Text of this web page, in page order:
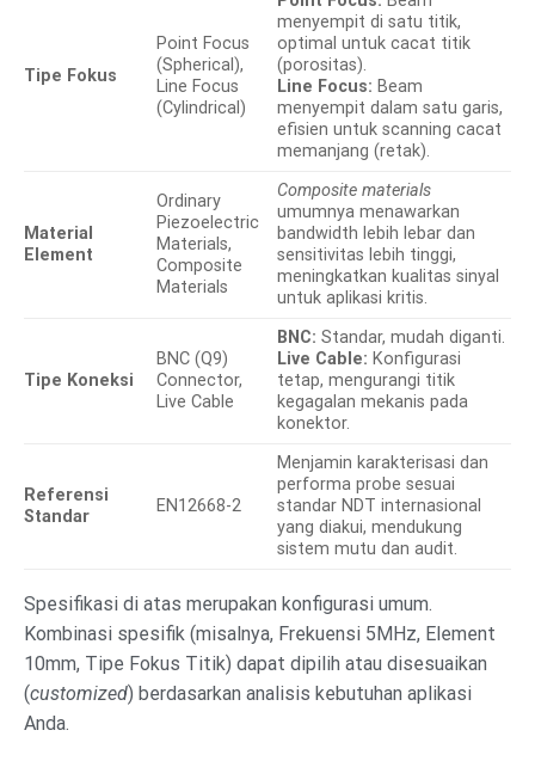
Tipe Fokus
Point Focus
(Spherical),
Line Focus
(Cylindrical)
menyempit di satu titik,
optimal untuk cacat titik
(porositas).
Line Focus: Beam
menyempit dalam satu garis,
efisien untuk scanning cacat
memanjang (retak).
Material
Element
Ordinary
Piezoelectric
Materials,
Composite
Materials
Composite materials
umumnya menawarkan
bandwidth lebih lebar dan
sensitivitas lebih tinggi,
meningkatkan kualitas sinyal
untuk aplikasi kritis.
Tipe Koneksi
BNC (Q9)
Connector,
Live Cable
BNC: Standar, mudah diganti.
Live Cable: Konfigurasi
tetap, mengurangi titik
kegagalan mekanis pada
konektor.
Referensi
Standar
EN12668-2
Menjamin karakterisasi dan
performa probe sesuai
standar NDT internasional
yang diakui, mendukung
sistem mutu dan audit.
Spesifikasi di atas merupakan konfigurasi umum.
Kombinasi spesifik (misalnya, Frekuensi 5MHz, Element
10mm, Tipe Fokus Titik) dapat dipilih atau disesuaikan
(customized) berdasarkan analisis kebutuhan aplikasi
Anda.